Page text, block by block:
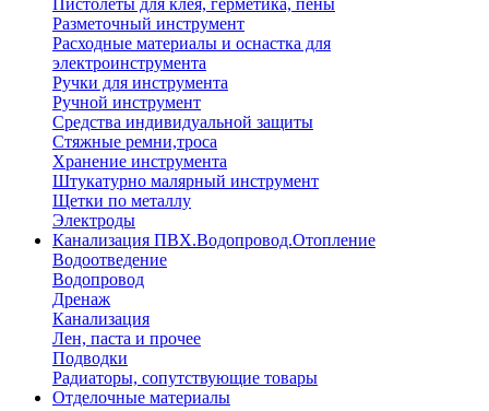
Пистолеты для клея, герметика, пены
Разметочный инструмент
Расходные материалы и оснастка для
электроинструмента
Ручки для инструмента
Ручной инструмент
Средства индивидуальной защиты
Стяжные ремни,троса
Хранение инструмента
Штукатурно малярный инструмент
Щетки по металлу
Электроды
Канализация ПВХ.Водопровод.Отопление
Водоотведение
Водопровод
Дренаж
Канализация
Лен, паста и прочее
Подводки
Радиаторы, сопутствующие товары
Отделочные материалы